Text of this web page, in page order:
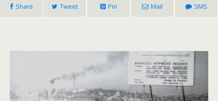
Share Tweet Pin Mail SMS